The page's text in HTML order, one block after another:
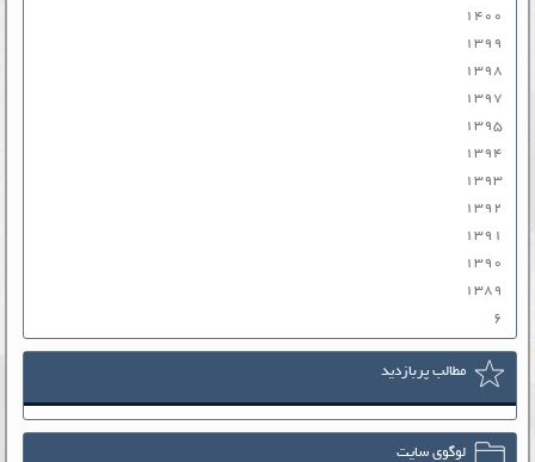
۱۴۰۰
۱۳۹۹
۱۳۹۸
۱۳۹۷
۱۳۹۵
۱۳۹۴
۱۳۹۳
۱۳۹۲
۱۳۹۱
۱۳۹۰
۱۳۸۹
۶
مطالب پربازدید
لوگوی سایت